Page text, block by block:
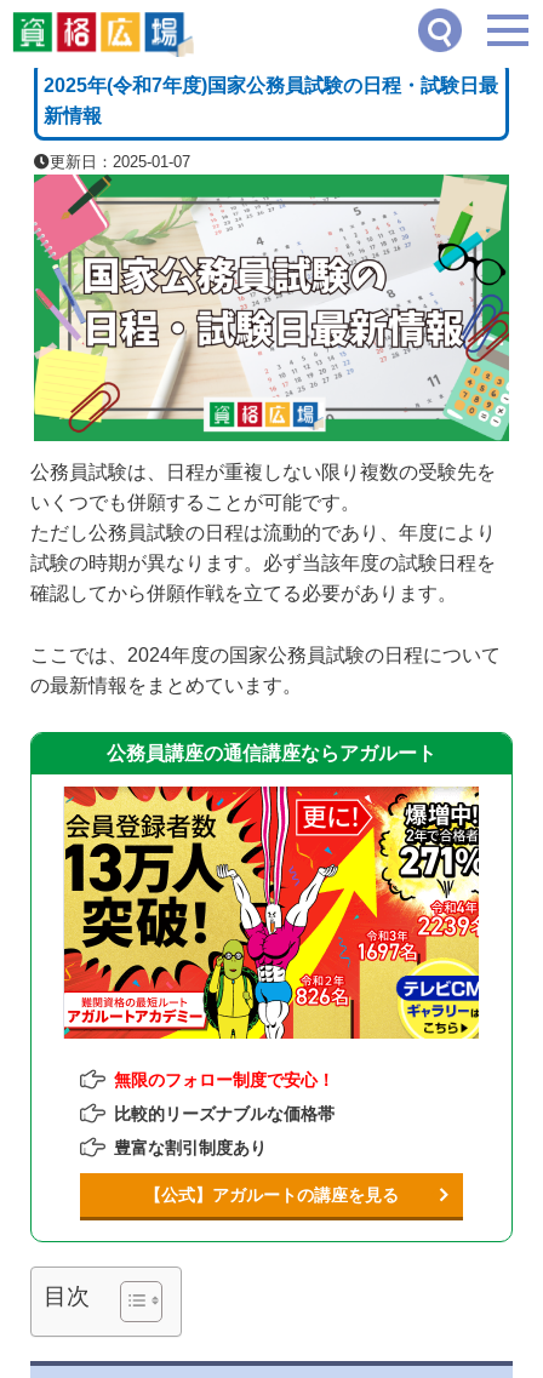
資格広場≫ 公務員系≫2025年(令和7年度)国家公務員試験の日程・試験日最新情報
[PR]
2025年(令和7年度)国家公務員試験の日程・試験日最
新情報
更新日：2025-01-07
公務員試験は、日程が重複しない限り複数の受験先を
いくつでも併願することが可能です。
ただし公務員試験の日程は流動的であり、年度により
試験の時期が異なります。必ず当該年度の試験日程を
確認してから併願作戦を立てる必要があります。
ここでは、2024年度の国家公務員試験の日程について
の最新情報をまとめています。
公務員講座の通信講座ならアガルート
無限のフォロー制度で安心！
比較的リーズナブルな価格帯
豊富な割引制度あり
【公式】アガルートの講座を見る
目次